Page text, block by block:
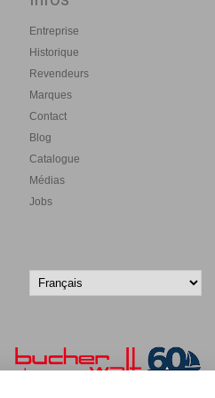
Entreprise
Historique
Revendeurs
Marques
Contact
Blog
Catalogue
Médias
Jobs